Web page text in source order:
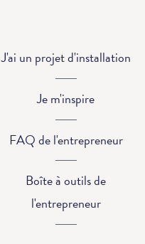
J'ai un projet d'installation
Je m'inspire
FAQ de l'entrepreneur
Boîte à outils de
l'entrepreneur